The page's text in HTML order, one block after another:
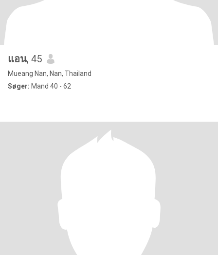
แอน, 45
Mueang Nan, Nan, Thailand
Søger: Mand 40 - 62